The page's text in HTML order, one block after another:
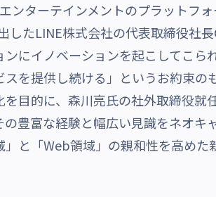
ンターテインメントのプラットフ
したLINE株式会社の代表取締役社
にイノベーションを起こしてこら
を提供し続ける」というお約束の
目的に、森川亮氏の社外取締役就
豊富な経験と幅広い見識をネオキ
」と「Web領域」の親和性を高め